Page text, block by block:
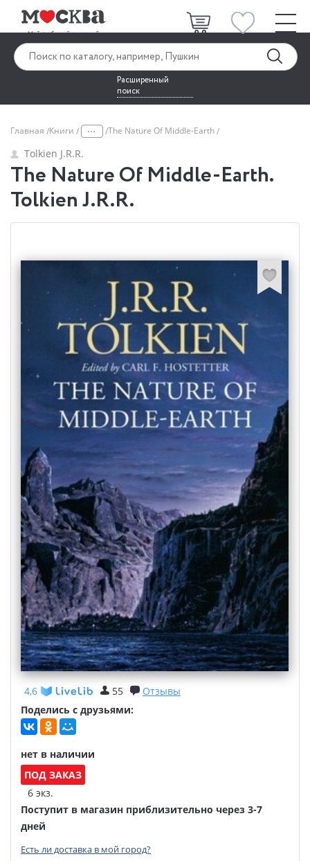
Расширенный
поиск
Главная Книги ... The Nature Of Middle-Earth
Tolkien J.R.R.
The Nature Of Middle-Earth.
Tolkien J.R.R.
4,6 55
Отзывы
Поделись с друзьями:
нет в наличии
ПОД ЗАКАЗ
6 экз.
Поступит в магазин приблизительно через 3-7
дней
Есть ли доставка в мой город?